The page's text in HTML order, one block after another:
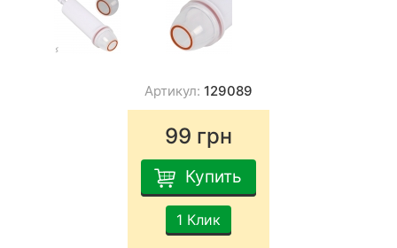
Артикул: 129089
99 грн
Купить
1 Клик